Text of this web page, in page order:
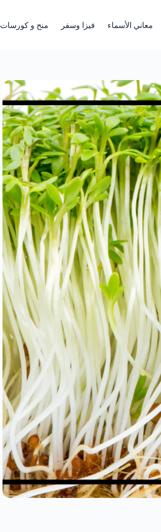
معاني الأسماء فيزا وسفر منح و كورسات